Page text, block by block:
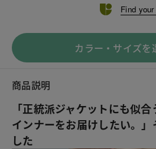
Find
カラー・サイズを
商品説明
「正統派ジャケットにも似
インナーをお届けしたい。
した